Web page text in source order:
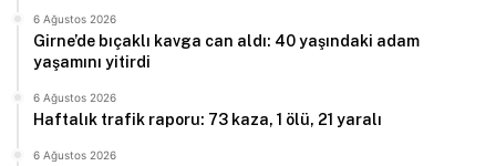
6 Ağustos 2026
Girne’de bıçaklı kavga can aldı: 40 yaşındaki adam
yaşamını yitirdi
6 Ağustos 2026
Haftalık trafik raporu: 73 kaza, 1 ölü, 21 yaralı
6 Ağustos 2026